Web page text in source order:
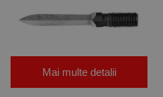
Mai multe detalii